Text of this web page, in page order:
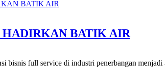
BATIK AIR
bisnis full service di industri penerbangan